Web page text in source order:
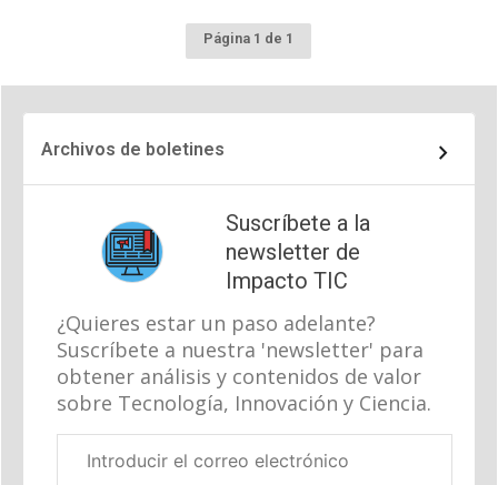
Página 1 de 1
Archivos de boletines
Suscríbete a la
newsletter de
Impacto TIC
¿Quieres estar un paso adelante?
Suscríbete a nuestra 'newsletter' para
obtener análisis y contenidos de valor
sobre Tecnología, Innovación y Ciencia.
electrónico